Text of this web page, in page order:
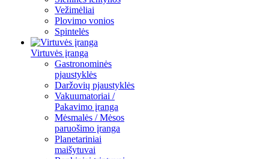
Vežimėliai
Plovimo vonios
Spintelės
Virtuvės įranga
Gastronominės
pjaustyklės
Daržovių pjaustyklės
Vakuumatoriai /
Pakavimo įranga
Mėsmalės / Mėsos
paruošimo įranga
Planetariniai
maišytuvai